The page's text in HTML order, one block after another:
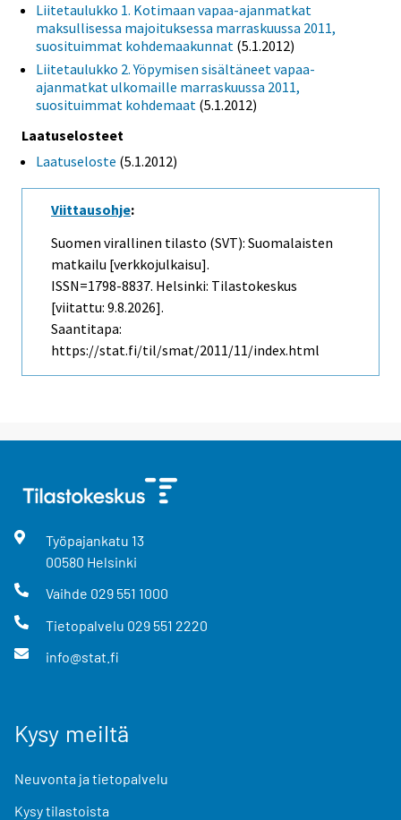
Liitetaulukko 1. Kotimaan vapaa-ajanmatkat
maksullisessa majoituksessa marraskuussa 2011,
suosituimmat kohdemaakunnat (5.1.2012)
Liitetaulukko 2. Yöpymisen sisältäneet vapaa-
ajanmatkat ulkomaille marraskuussa 2011,
suosituimmat kohdemaat (5.1.2012)
Laatuselosteet
Laatuseloste (5.1.2012)
Viittausohje:
Suomen virallinen tilasto (SVT): Suomalaisten
matkailu [verkkojulkaisu].
ISSN=1798-8837. Helsinki: Tilastokeskus
[viitattu: 9.8.2026].
Saantitapa:
https://stat.fi/til/smat/2011/11/index.html
Työpajankatu 13
00580 Helsinki
Vaihde 029 551 1000
Tietopalvelu 029 551 2220
info@stat.fi
Kysy meiltä
Neuvonta ja tietopalvelu
Kysy tilastoista